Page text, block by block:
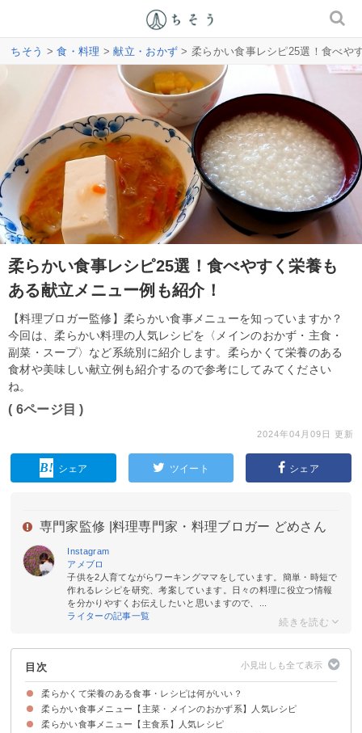
ちそう >食・料理 >献立・おかず > 柔らかい食事レシピ25選！食べや
柔らかい食事レシピ25選！食べやすく栄養も
ある献立メニュー例も紹介！
【料理ブロガー監修】柔らかい食事メニューを知っていますか？
今回は、柔らかい料理の人気レシピを〈メインのおかず・主食・
副菜・スープ〉など系統別に紹介します。柔らかくて栄養のある
食材や美味しい献立例も紹介するので参考にしてみてください
ね。
( 6ページ目 )
2024年04月09日 更新
シェア ツイート シェア
専門家監修 | 料理専門家・料理ブロガー どめさん
Instagram
アメブロ
子供を2人育てながらワーキングママをしています。簡単・時短で
作れるレシピを研究、考案しています。日々の料理に役立つ情報
を分かりやすくお伝えしたいと思いますので、...
ライターの記事一覧
目次
柔らかくて栄養のある食事・レシピは何がいい？
柔らかくて栄養のある食材一覧
柔らかい食事メニュー【主菜・メインのおかず系】人気レシピ
①野菜たっぷりの八宝菜
②ミルフィーユとんかつ
③肉団子鍋
④ミートローフ
⑤そら豆のコロッケ
⑥手羽元の煮込み
⑦豆腐ハンバーグ
⑧さんま煮
⑨ささみの南蛮漬け
⑩味噌漬け肉の蒸し煮
柔らかい食事メニュー【主食系】人気レシピ